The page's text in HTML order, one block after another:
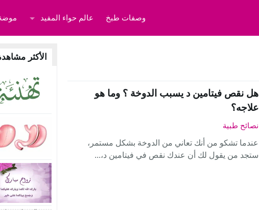
وصفات طبخ عالم حواء المفيد موضة
هل نقص فيتامين د يسبب الدوخة ؟ وما هو
علاجه؟
نصائح طبية
عندما تشكو من أنك تعاني من الدوخة بشكل مستمر،
ستجد من يقول لك أن عندك نقص في فيتامين د،...
الأكثر